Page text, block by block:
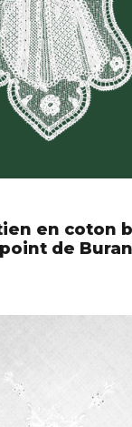
en coton
de